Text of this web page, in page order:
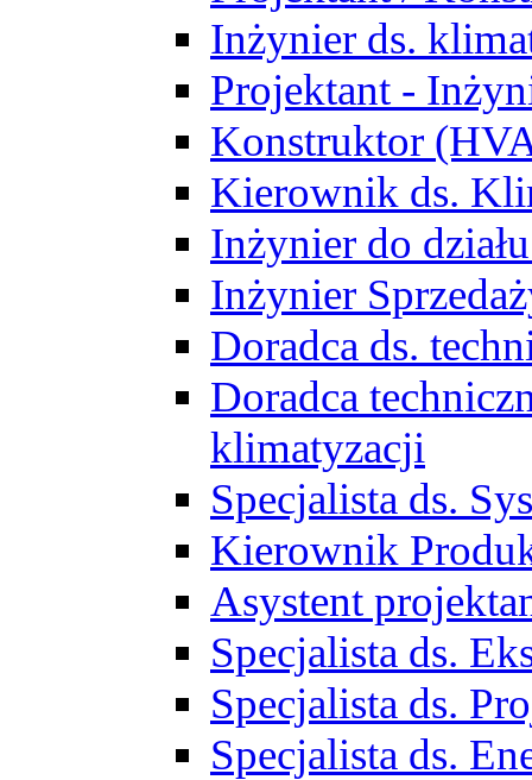
Inżynier ds.
Projektant -
Konstruktor
Kierownik ds.
Inżynier do
Inżynier
Doradca ds.
Doradca
klimatyzacji
Specjalista ds.
Kierownik
Asystent
Specjalista ds.
Specjalista ds.
Specjalista ds.